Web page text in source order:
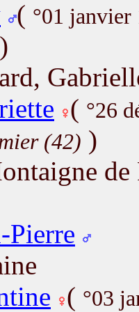
( °01
)
( °26
(42) )
Pierre
( °03